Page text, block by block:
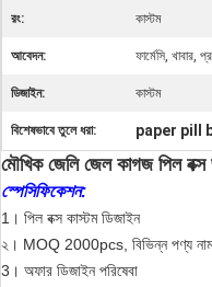
রং: কাস্টম
আবেদন: ফার্মেসি, খাবার,
ডিজাইন: কাস্টম
বিশেষভাবে তুলে ধরা: paper pill
মৌখিক জেলি জেল কাগজ পিল
স্পেসিফিকেশন:
1। পিল বক্স কাস্টম ডিজাইন
২। MOQ 2000pcs, বিভিন্ন পণ্য নাম
3। অফার ডিজাইন পরিষেবা